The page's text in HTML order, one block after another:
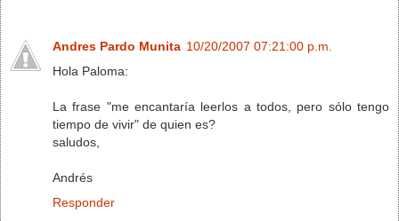
Andres Pardo Munita 10/20/2007 07:21:00 p.m.
Hola Paloma:
La frase "me encantaría leerlos a todos, pero sólo tengo
tiempo de vivir" de quien es?
saludos,
Andrés
Responder